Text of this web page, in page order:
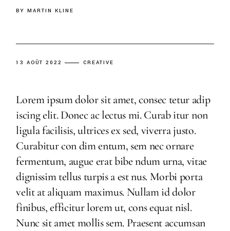
BY MARTIN KLINE
13 AOÛT 2022 CREATIVE
Lorem ipsum dolor sit amet, consec tetur adip
iscing elit. Donec ac lectus mi. Curab itur non
ligula facilisis, ultrices ex sed, viverra justo.
Curabitur con dim entum, sem nec ornare
fermentum, augue erat bibe ndum urna, vitae
dignissim tellus turpis a est nus. Morbi porta
velit at aliquam maximus. Nullam id dolor
finibus, efficitur lorem ut, cons equat nisl.
Nunc sit amet mollis sem. Praesent accumsan